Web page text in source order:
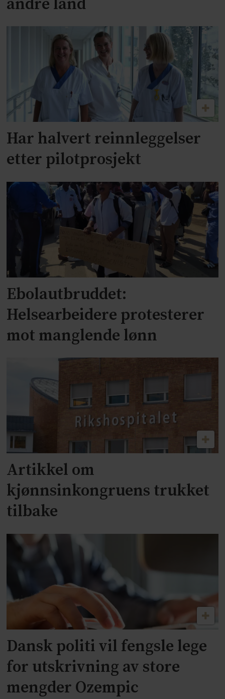
andre land
Har halvert reinnleggelser
etter pilotprosjekt
Ebolautbruddet:
Helsearbeidere protesterer
mot manglende lønn
Artikkel om
kjønnsinkongruens trukket
tilbake
Dansk politi vil fengsle lege
for utskrivning av store
mengder Ozempic